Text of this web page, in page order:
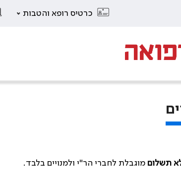
כרטיס רופא והטבות
תשלום מוגבלת לחברי הר"י ולמנויים בלבד.